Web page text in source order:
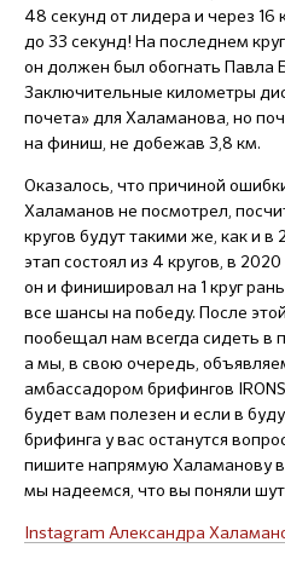
48 секунд от лидера и через 16
до 33 секунд! На последнем
он должен был обогнать Павла
Заключительные километры
почета» для Халаманова, но
на финиш, не добежав 3,8 км.
Оказалось, что причиной
Халаманов не посмотрел,
кругов будут такими же, как и в
этап состоял из 4 кругов, в
он и финишировал на 1 круг
все шансы на победу. После
пообещал нам всегда сидеть в
а мы, в свою очередь,
амбассадором брифингов
будет вам полезен и если в
брифинга у вас останутся
пишите напрямую Халаманову
мы надеемся, что вы поняли
Instagram Александра